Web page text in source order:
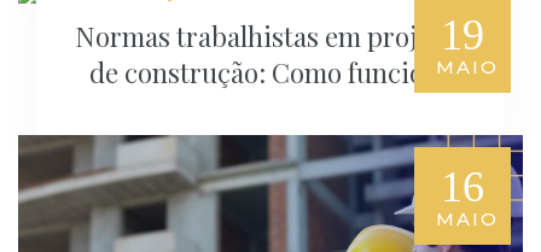
19
MAIO
Normas trabalhistas em projetos
de construção: Como funciona
16
MAIO